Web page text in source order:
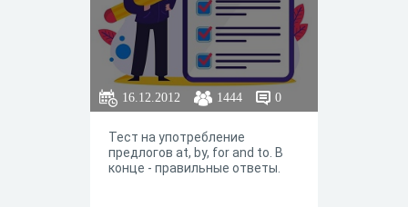
16.12.2012 1444 0
Тест на употребление
предлогов at, by, for and to. В
конце - правильные ответы.